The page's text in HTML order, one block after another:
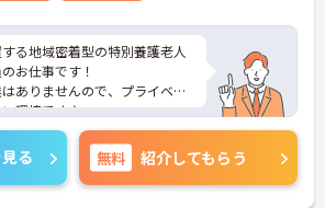
る地域密着型の特別養護老人
お仕事です！
ありませんので、プライベー
い環境です♪
る 無料 紹介してもらう